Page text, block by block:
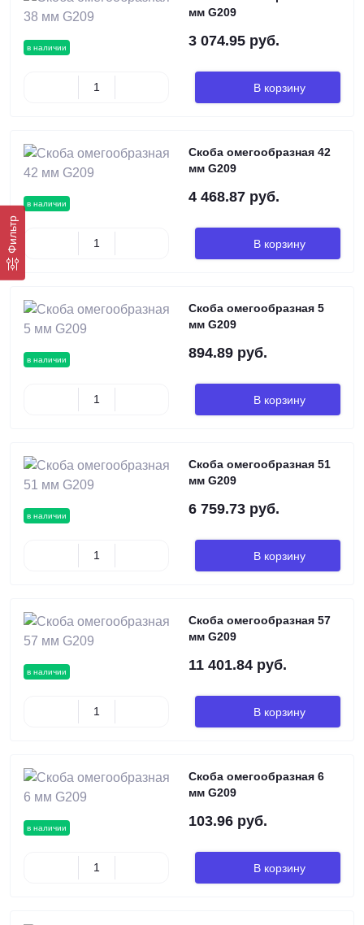
Фильтр
в наличии
мм G209
3 074.95 руб.
В корзину
в наличии
Скоба омегообразная 42
мм G209
4 468.87 руб.
В корзину
в наличии
Скоба омегообразная 5
мм G209
894.89 руб.
В корзину
в наличии
Скоба омегообразная 51
мм G209
6 759.73 руб.
В корзину
в наличии
Скоба омегообразная 57
мм G209
11 401.84 руб.
В корзину
в наличии
Скоба омегообразная 6
мм G209
103.96 руб.
В корзину